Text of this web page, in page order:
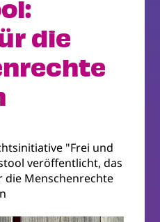
die
"Frei und
veröffentlicht, das
Menschenrechte